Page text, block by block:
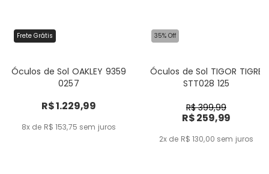
Frete Grátis
Óculos de Sol OAKLEY 9359
0257
R$ 1.229,99
8x de R$ 153,75 sem juros
35% Off
Óculos de Sol TIGOR TIGRE
STT028 125
R$ 399,99
R$ 259,99
2x de R$ 130,00 sem juros